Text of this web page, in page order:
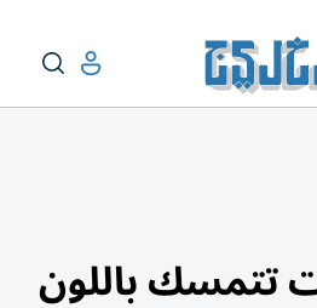
تتمسك باللون